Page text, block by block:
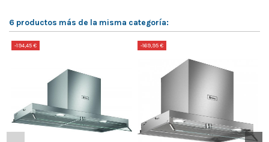
6 productos más de la misma categoría:
-194,45 € -169,95 €